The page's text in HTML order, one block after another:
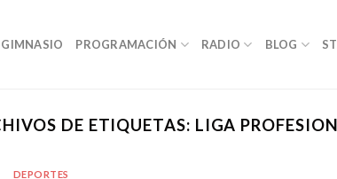
GIMNASIO PROGRAMACIÓN RADIO BLOG
DE ETIQUETAS: LIGA
DEPORTES